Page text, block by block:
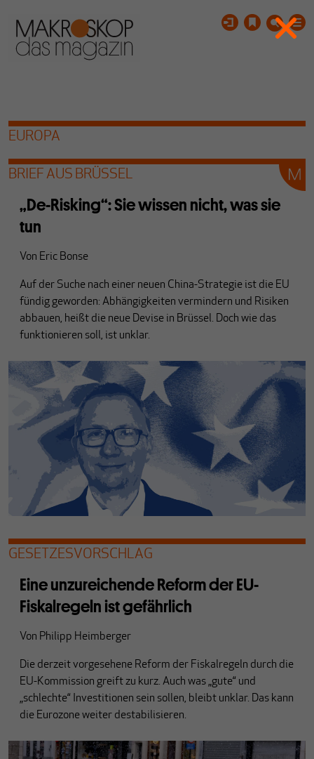
EUROPA
BRIEF AUS BRÜSSEL
„De-Risking“: Sie wissen nicht, was sie
tun
Von Eric Bonse
Auf der Suche nach einer neuen China-Strategie ist die EU
fündig geworden: Abhängigkeiten vermindern und Risiken
abbauen, heißt die neue Devise in Brüssel. Doch wie das
funktionieren soll, ist unklar.
GESETZESVORSCHLAG
Eine unzureichende Reform der EU-
Fiskalregeln ist gefährlich
Von Philipp Heimberger
Die derzeit vorgesehene Reform der Fiskalregeln durch die
EU-Kommission greift zu kurz. Auch was „gute“ und
„schlechte“ Investitionen sein sollen, bleibt unklar. Das kann
die Eurozone weiter destabilisieren.